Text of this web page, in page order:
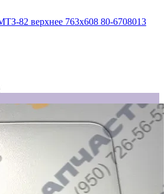
82 верхнее 763х608 80-6708013